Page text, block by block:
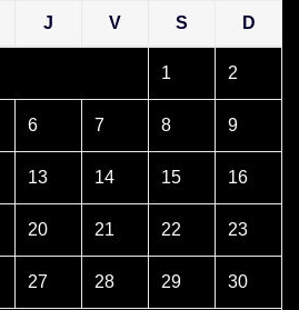
J V S D
1 2
6 7 8 9
13 14 15 16
20 21 22 23
27 28 29 30